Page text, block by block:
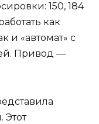
150, 184
как
и «автомат» с
Привод —
Этот